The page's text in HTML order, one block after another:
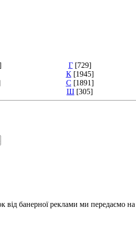
Г [729]
К [1945]
С [1891]
Ш [305]
від банерної реклами ми передаємо